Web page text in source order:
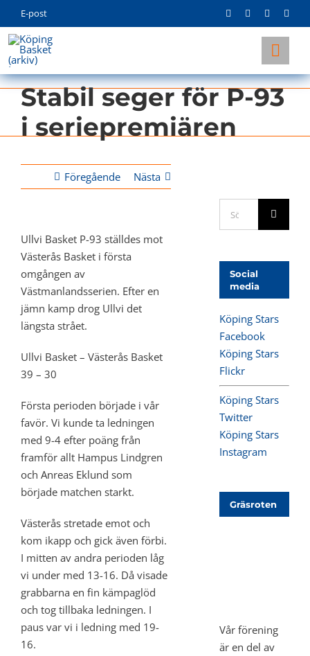
to
content
E-post
KLUBBEN
LAG
Stabil seger för P-93
i seriepremiären
Föregående Nästa
Ullvi Basket P-93 ställdes mot
Västerås Basket i första
omgången av
Västmanlandsserien. Efter en
jämn kamp drog Ullvi det
längsta strået.
Ullvi Basket – Västerås Basket
39 – 30
Första perioden började i vår
favör. Vi kunde ta ledningen
med 9-4 efter poäng från
framför allt Hampus Lindgren
och Anreas Eklund som
började matchen starkt.
Västerås stretade emot och
kom ikapp och gick även förbi.
I mitten av andra perioden låg
vi under med 13-16. Då visade
grabbarna en fin kämpaglöd
och tog tillbaka ledningen. I
paus var vi i ledning med 19-
16.
Social
media
Köping Stars
Facebook
Köping Stars
Flickr
Köping Stars
Twitter
Köping Stars
Instagram
Gräsroten
Vår förening
är en del av